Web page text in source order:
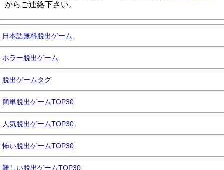
からご連絡下さい。
日本語無料脱出ゲーム
ホラー脱出ゲーム
脱出ゲームタグ
簡単脱出ゲームTOP30
人気脱出ゲームTOP30
怖い脱出ゲームTOP30
難しい脱出ゲームTOP30